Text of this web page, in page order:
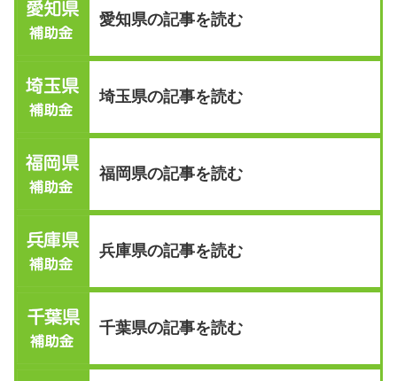
愛知県の記事を読む
埼玉県の記事を読む
福岡県の記事を読む
兵庫県の記事を読む
千葉県の記事を読む